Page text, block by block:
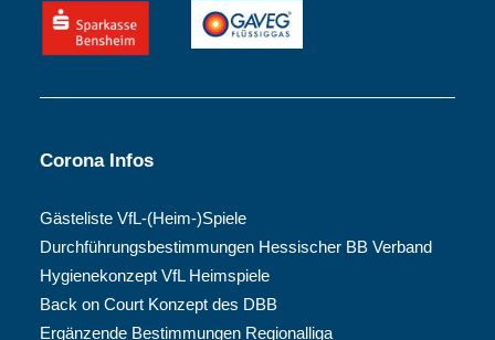
Corona Infos
Gästeliste VfL-(Heim-)Spiele
Durchführungsbestimmungen Hessischer BB Verband
Hygienekonzept VfL Heimspiele
Back on Court Konzept des DBB
Ergänzende Bestimmungen Regionalliga